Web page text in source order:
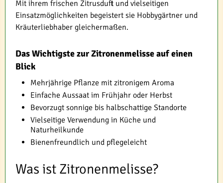
Mit ihrem frischen Zitrusduft und vielseitigen
Einsatzmöglichkeiten begeistert sie Hobbygärtner und
Kräuterliebhaber gleichermaßen.
Das Wichtigste zur Zitronenmelisse auf einen
Blick
Mehrjährige Pflanze mit zitronigem Aroma
Einfache Aussaat im Frühjahr oder Herbst
Bevorzugt sonnige bis halbschattige Standorte
Vielseitige Verwendung in Küche und
Naturheilkunde
Bienenfreundlich und pflegeleicht
Was ist Zitronenmelisse?